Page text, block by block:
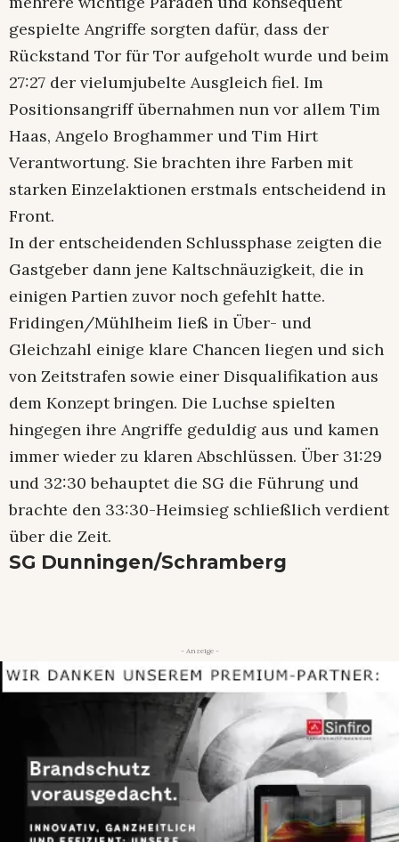
gespielte Angriffe sorgten dafür, dass der
Rückstand Tor für Tor aufgeholt wurde und beim
27:27 der vielumjubelte Ausgleich fiel. Im
Positionsangriff übernahmen nun vor allem Tim
Haas, Angelo Broghammer und Tim Hirt
Verantwortung. Sie brachten ihre Farben mit
starken Einzelaktionen erstmals entscheidend in
Front.
In der entscheidenden Schlussphase zeigten die
Gastgeber dann jene Kaltschnäuzigkeit, die in
einigen Partien zuvor noch gefehlt hatte.
Fridingen/Mühlheim ließ in Über- und
Gleichzahl einige klare Chancen liegen und sich
von Zeitstrafen sowie einer Disqualifikation aus
dem Konzept bringen. Die Luchse spielten
hingegen ihre Angriffe geduldig aus und kamen
immer wieder zu klaren Abschlüssen. Über 31:29
und 32:30 behauptet die SG die Führung und
brachte den 33:30-Heimsieg schließlich verdient
über die Zeit.
SG Dunningen/Schramberg
- Anzeige -